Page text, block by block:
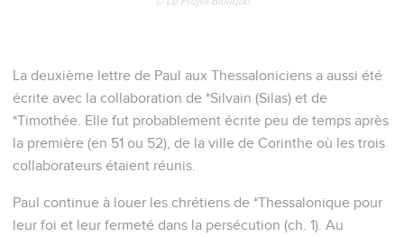
La deuxième lettre de Paul aux Thessaloniciens a aussi été
écrite avec la collaboration de *Silvain (Silas) et de
*Timothée. Elle fut probablement écrite peu de temps après
la première (en 51 ou 52), de la ville de Corinthe où les trois
collaborateurs étaient réunis.
Paul continue à louer les chrétiens de *Thessalonique pour
leur foi et leur fermeté dans la persécution (ch. 1). Au